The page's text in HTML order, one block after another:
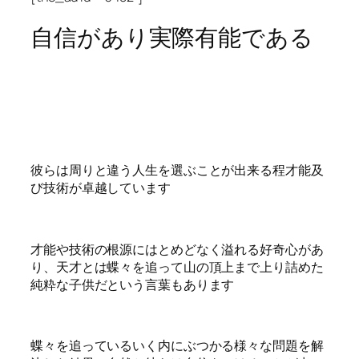
自信があり実際有能である
彼らは周りと違う人生を選ぶことが出来る程才能及
び技術が卓越しています
才能や技術の根源にはとめどなく溢れる好奇心があ
り、天才とは蝶々を追って山の頂上まで上り詰めた
純粋な子供だという言葉もあります
蝶々を追っているいく内にぶつかる様々な問題を解